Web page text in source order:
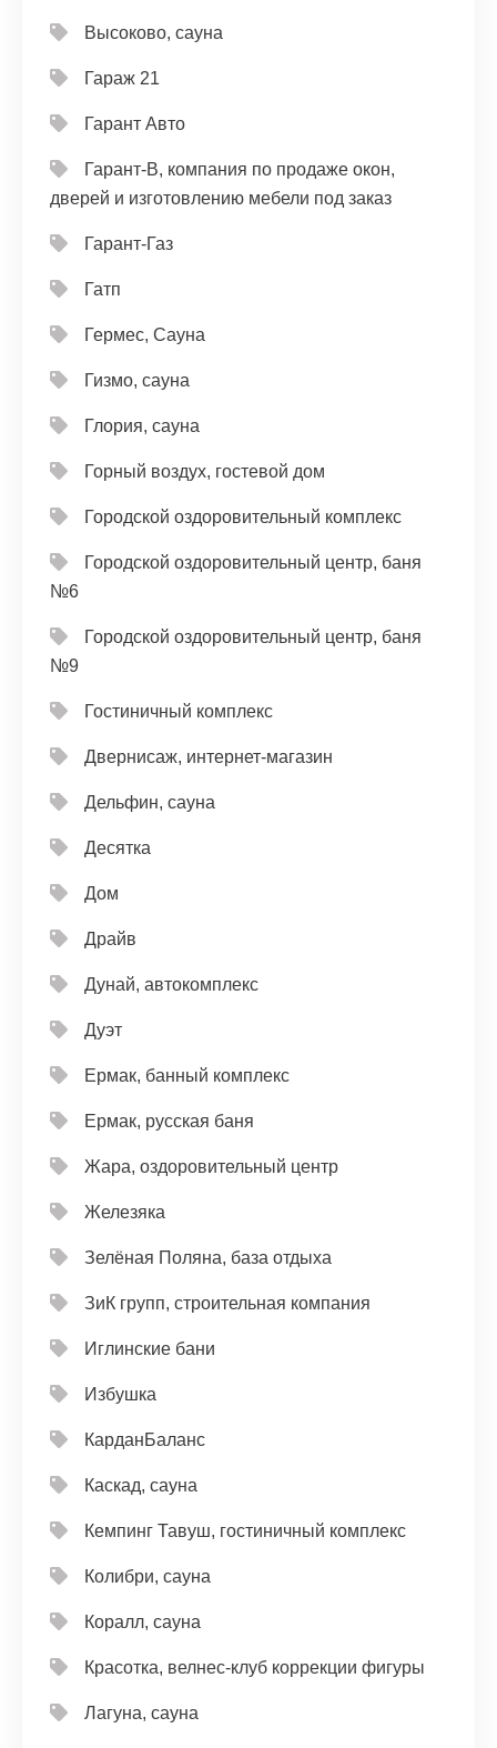
Высоково, сауна
Гараж 21
Гарант Авто
Гарант-В, компания по продаже окон,
дверей и изготовлению мебели под заказ
Гарант-Газ
Гатп
Гермес, Сауна
Гизмо, сауна
Глория, сауна
Горный воздух, гостевой дом
Городской оздоровительный комплекс
Городской оздоровительный центр, баня
№6
Городской оздоровительный центр, баня
№9
Гостиничный комплекс
Двернисаж, интернет-магазин
Дельфин, сауна
Десятка
Дом
Драйв
Дунай, автокомплекс
Дуэт
Ермак, банный комплекс
Ермак, русская баня
Жара, оздоровительный центр
Железяка
Зелёная Поляна, база отдыха
ЗиК групп, строительная компания
Иглинские бани
Избушка
КарданБаланс
Каскад, сауна
Кемпинг Тавуш, гостиничный комплекс
Колибри, сауна
Коралл, сауна
Красотка, велнес-клуб коррекции фигуры
Лагуна, сауна